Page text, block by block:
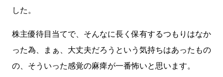
した。
株主優待目当てで、そんなに長く保有するつもりはなか
った為、まぁ、大丈夫だろうという気持ちはあったもの
の、そういった感覚の麻痺が一番怖いと思います。